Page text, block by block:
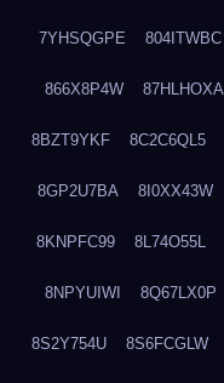
7YHSQGPE 804ITWBC
866X8P4W 87HLHOXA
8BZT9YKF 8C2C6QL5
8GP2U7BA 8I0XX43W
8KNPFC99 8L74O55L
8NPYUIWI 8Q67LX0P
8S2Y754U 8S6FCGLW